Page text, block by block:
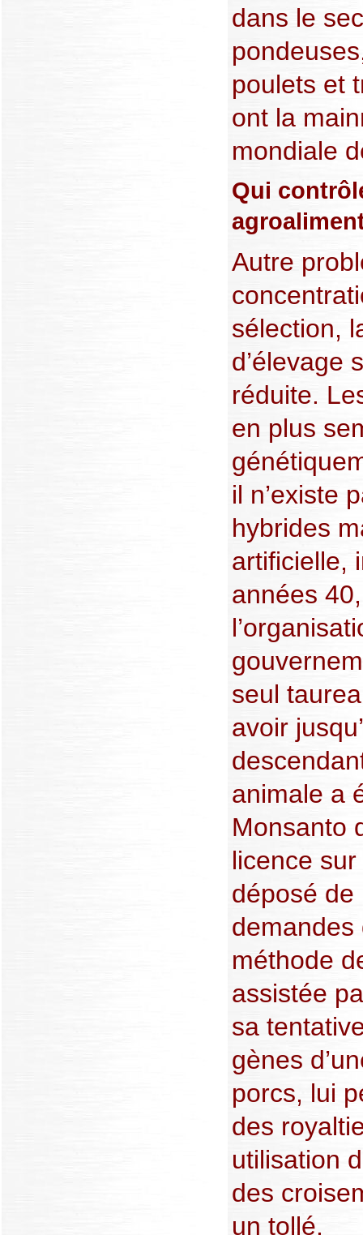
dans le
poulets et
ont la
mondiale
Qui
Autre
sélection,
d’élevage
réduite.
en plus
il n’existe
hybrides
artificielle,
années
seul
avoir
animale a
Monsanto
licence
déposé de
demandes
méthode
assistée
sa
gènes
porcs, lui
des
utilisation
des
un tollé.